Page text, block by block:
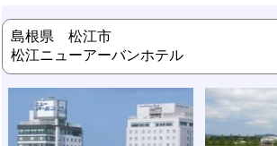
島根県 松江市
松江ニューアーバンホテル